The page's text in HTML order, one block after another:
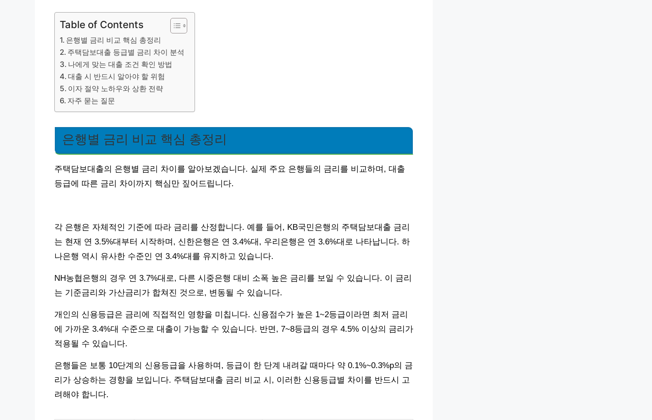
Table of Contents
은행별 금리 비교 핵심 총정리
주택담보대출 등급별 금리 차이 분석
나에게 맞는 대출 조건 확인 방법
대출 시 반드시 알아야 할 위험
이자 절약 노하우와 상환 전략
자주 묻는 질문
은행별 금리 비교 핵심 총정리
주택담보대출의 은행별 금리 차이를 알아보겠습니다. 실제 주요 은행들의 금리를 비교하며, 대출
등급에 따른 금리 차이까지 핵심만 짚어드립니다.
각 은행은 자체적인 기준에 따라 금리를 산정합니다. 예를 들어, KB국민은행의 주택담보대출 금리
는 현재 연 3.5%대부터 시작하며, 신한은행은 연 3.4%대, 우리은행은 연 3.6%대로 나타납니다. 하
나은행 역시 유사한 수준인 연 3.4%대를 유지하고 있습니다.
NH농협은행의 경우 연 3.7%대로, 다른 시중은행 대비 소폭 높은 금리를 보일 수 있습니다. 이 금리
는 기준금리와 가산금리가 합쳐진 것으로, 변동될 수 있습니다.
개인의 신용등급은 금리에 직접적인 영향을 미칩니다. 신용점수가 높은 1~2등급이라면 최저 금리
에 가까운 3.4%대 수준으로 대출이 가능할 수 있습니다. 반면, 7~8등급의 경우 4.5% 이상의 금리가
적용될 수 있습니다.
은행들은 보통 10단계의 신용등급을 사용하며, 등급이 한 단계 내려갈 때마다 약 0.1%~0.3%p의 금
리가 상승하는 경향을 보입니다. 주택담보대출 금리 비교 시, 이러한 신용등급별 차이를 반드시 고
려해야 합니다.